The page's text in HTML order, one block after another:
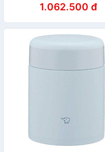
1.062.500 đ